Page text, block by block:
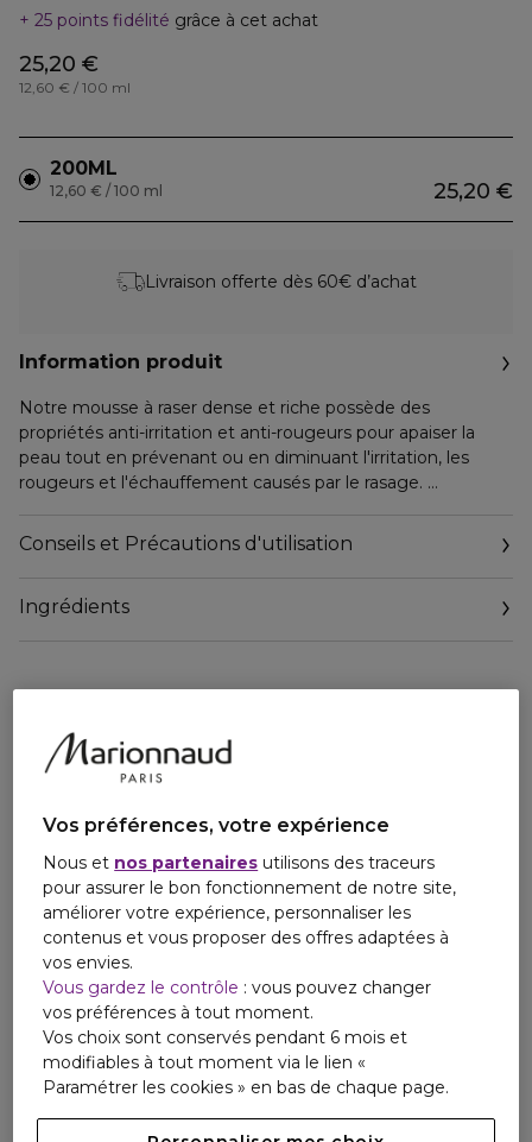
25 points fidélité grâce à cet achat
25,20 €
12,60 € / 100 ml
200ML
25,20 €
12,60 € / 100 ml
Livraison offerte dès 60€ d’achat
Information produit
Notre mousse à raser dense et riche possède des
propriétés anti-irritation et anti-rougeurs pour apaiser la
peau tout en prévenant ou en diminuant l'irritation, les
rougeurs et l'échauffement causés par le rasage.
Enrichie en allantoïne, en plancton thermique et en zinc +
L.Digita (actifs antibactériens et apaisants), cette mousse à
post-rasage laissant la peau douce et protégée.
Conseils et Précautions d'utilisation
Ingrédients
Vos préférences, votre expérience
Nous et nos partenaires utilisons des traceurs
pour assurer le bon fonctionnement de notre site,
améliorer votre expérience, personnaliser les
contenus et vous proposer des offres adaptées à
vos envies.
Vous gardez le contrôle : vous pouvez changer
vos préférences à tout moment.
Vos choix sont conservés pendant 6 mois et
modifiables à tout moment via le lien «
Paramétrer les cookies » en bas de chaque page.